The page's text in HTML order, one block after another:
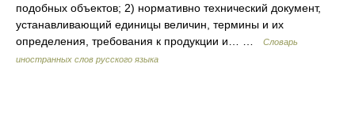
подобных объектов; 2) нормативно технический документ,
устанавливающий единицы величин, термины и их
определения, требования к продукции и… …
Словарь
иностранных слов русского языка